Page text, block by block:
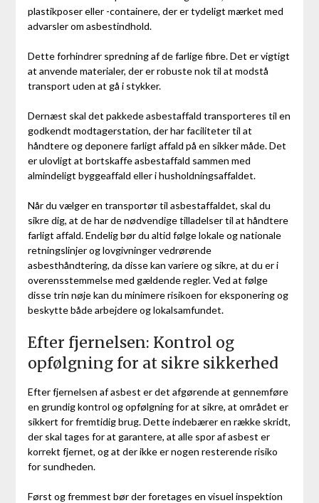
plastikposer eller -containere, der er tydeligt mærket med
advarsler om asbestindhold.
Dette forhindrer spredning af de farlige fibre. Det er vigtigt
at anvende materialer, der er robuste nok til at modstå
transport uden at gå i stykker.
Dernæst skal det pakkede asbestaffald transporteres til en
godkendt modtagerstation, der har faciliteter til at
håndtere og deponere farligt affald på en sikker måde. Det
er ulovligt at bortskaffe asbestaffald sammen med
almindeligt byggeaffald eller i husholdningsaffaldet.
Når du vælger en transportør til asbestaffaldet, skal du
sikre dig, at de har de nødvendige tilladelser til at håndtere
farligt affald. Endelig bør du altid følge lokale og nationale
retningslinjer og lovgivninger vedrørende
asbesthåndtering, da disse kan variere og sikre, at du er i
overensstemmelse med gældende regler. Ved at følge
disse trin nøje kan du minimere risikoen for eksponering og
beskytte både arbejdere og lokalsamfundet.
Efter fjernelsen: Kontrol og
opfølgning for at sikre sikkerhed
Efter fjernelsen af asbest er det afgørende at gennemføre
en grundig kontrol og opfølgning for at sikre, at området er
sikkert for fremtidig brug. Dette indebærer en række skridt,
der skal tages for at garantere, at alle spor af asbest er
korrekt fjernet, og at der ikke er nogen resterende risiko
for sundheden.
Først og fremmest bør der foretages en visuel inspektion